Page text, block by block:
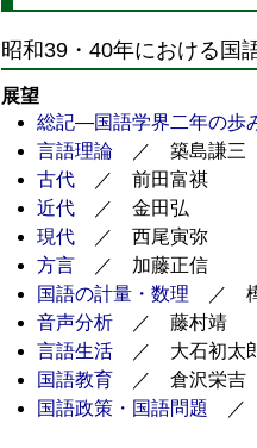
昭和39・40年における国
展望
総記―国語学界二年の歩
言語理論 ／ 築島謙三
古代 ／ 前田富祺
近代 ／ 金田弘
現代 ／ 西尾寅弥
方言 ／ 加藤正信
国語の計量・数理 ／ 樺
音声分析 ／ 藤村靖
言語生活 ／ 大石初太
国語教育 ／ 倉沢栄吉
国語政策・国語問題
／